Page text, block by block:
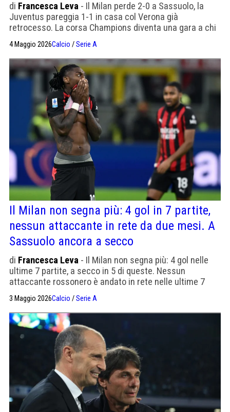
di Francesca Leva - Il Milan perde 2-0 a Sassuolo, la
Juventus pareggia 1-1 in casa col Verona già
retrocesso. La corsa Champions diventa una gara a chi
portarsi a un punto dal quarto posto.
4 Maggio 2026Calcio /Serie A
Il Milan non segna più: 4 gol in 7 partite,
nessun attaccante in rete da due mesi. A
Sassuolo ancora a secco
di Francesca Leva - Il Milan non segna più: 4 gol nelle
ultime 7 partite, a secco in 5 di queste. Nessun
attaccante rossonero è andato in rete nelle ultime 7
segnato nel 2026, Nkunku è fermo a febbraio.
3 Maggio 2026Calcio /Serie A